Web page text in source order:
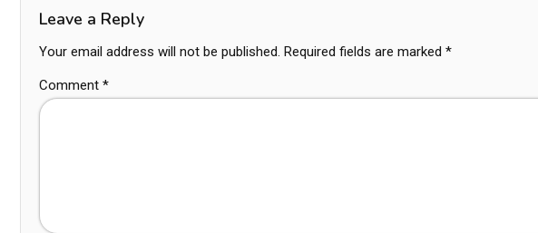
Leave a Reply
Your email address will not be published. Required fields are marked *
Comment *